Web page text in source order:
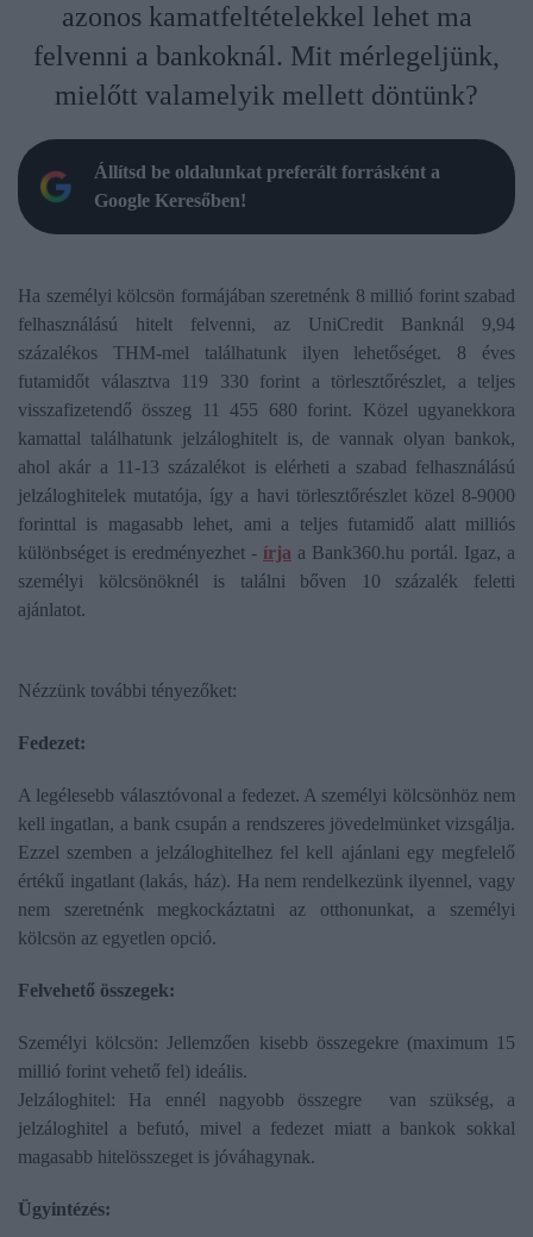
azonos kamatfeltételekkel lehet ma
felvenni a bankoknál. Mit mérlegeljünk,
mielőtt valamelyik mellett döntünk?
Állítsd be oldalunkat preferált forrásként a
Google Keresőben!
Ha személyi kölcsön formájában szeretnénk 8 millió forint szabad
felhasználású hitelt felvenni, az UniCredit Banknál 9,94
százalékos THM-mel találhatunk ilyen lehetőséget. 8 éves
futamidőt választva 119 330 forint a törlesztőrészlet, a teljes
visszafizetendő összeg 11 455 680 forint. Közel ugyanekkora
kamattal találhatunk jelzáloghitelt is, de vannak olyan bankok,
ahol akár a 11-13 százalékot is elérheti a szabad felhasználású
jelzáloghitelek mutatója, így a havi törlesztőrészlet közel 8-9000
forinttal is magasabb lehet, ami a teljes futamidő alatt milliós
különbséget is eredményezhet - írja a Bank360.hu portál. Igaz, a
személyi kölcsönöknél is találni bőven 10 százalék feletti
ajánlatot.
Nézzünk további tényezőket:
Fedezet:
A legélesebb választóvonal a fedezet. A személyi kölcsönhöz nem
kell ingatlan, a bank csupán a rendszeres jövedelmünket vizsgálja.
Ezzel szemben a jelzáloghitelhez fel kell ajánlani egy megfelelő
értékű ingatlant (lakás, ház). Ha nem rendelkezünk ilyennel, vagy
nem szeretnénk megkockáztatni az otthonunkat, a személyi
kölcsön az egyetlen opció.
Felvehető összegek:
Személyi kölcsön: Jellemzően kisebb összegekre (maximum 15
millió forint vehető fel) ideális.
Jelzáloghitel: Ha ennél nagyobb összegre van szükség, a
jelzáloghitel a befutó, mivel a fedezet miatt a bankok sokkal
magasabb hitelösszeget is jóváhagynak.
Ügyintézés: